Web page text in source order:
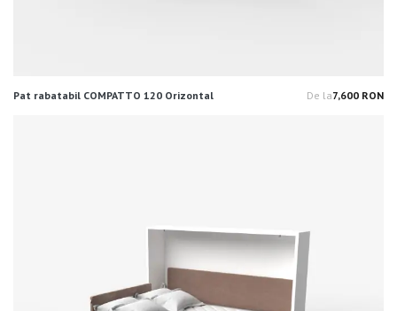
Pat rabatabil COMPATTO 120 Orizontal De la7,600 RON